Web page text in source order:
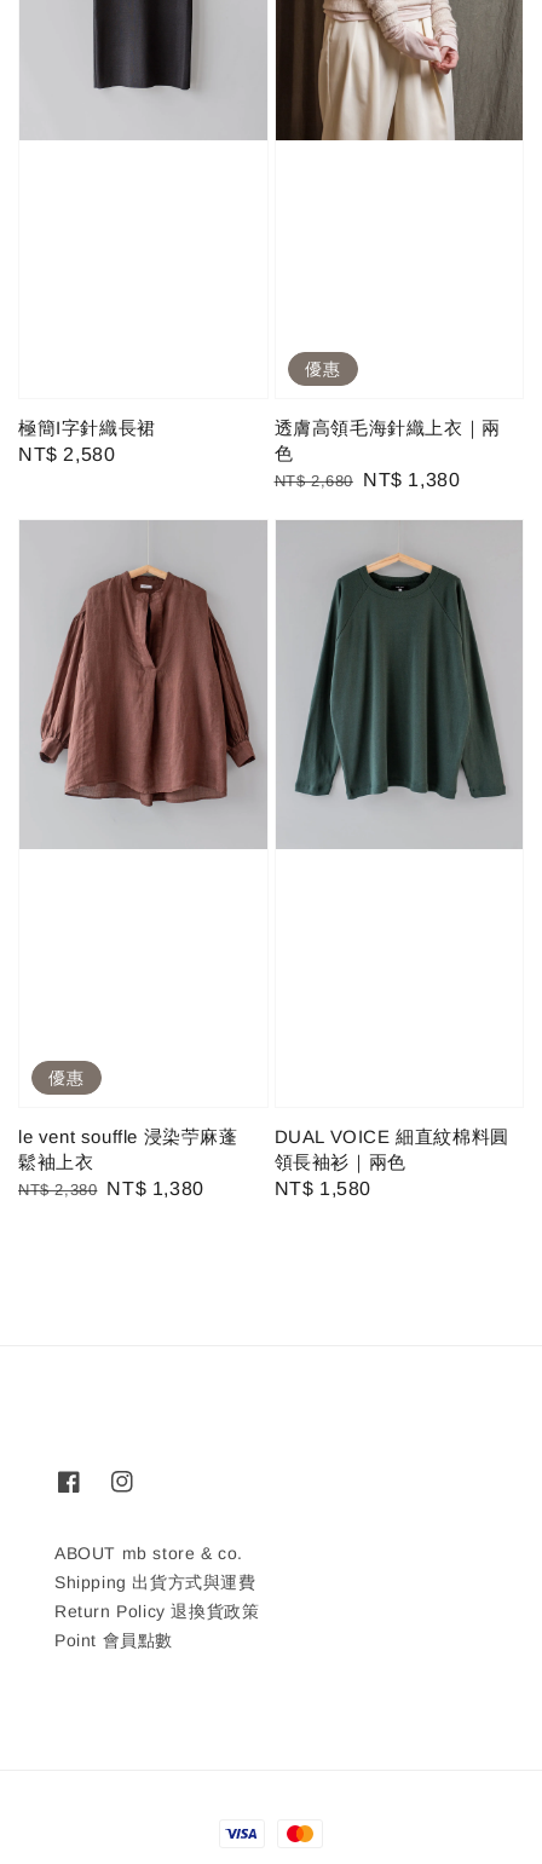
極簡I字針織長裙
Regular
NT$ 2,580
優惠
透膚高領毛海針織上衣｜兩
色
Regular
NT$ 2,680
Sale
NT$ 1,380
優惠
le vent souffle 浸染苧麻蓬
鬆袖上衣
Regular
NT$ 2,380 Sale
NT$ 1,380
DUAL VOICE 細直紋棉料圓
領長袖衫｜兩色
Regular
NT$ 1,580
ABOUT mb store & co.
Shipping 出貨方式與運費
Return Policy 退換貨政策
Point 會員點數